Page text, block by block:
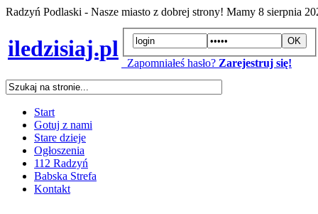
Radzyń Podlaski - Nasze miasto z dobrej strony! Mamy 8 sierpnia
iledzisiaj.pl
Zapomniałeś hasło? Zarejestruj się!
Start
Gotuj z nami
Stare dzieje
Ogłoszenia
112 Radzyń
Babska Strefa
Kontakt